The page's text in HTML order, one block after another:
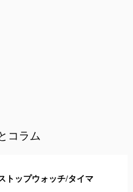
コラム
トップウォッチ/タイマ